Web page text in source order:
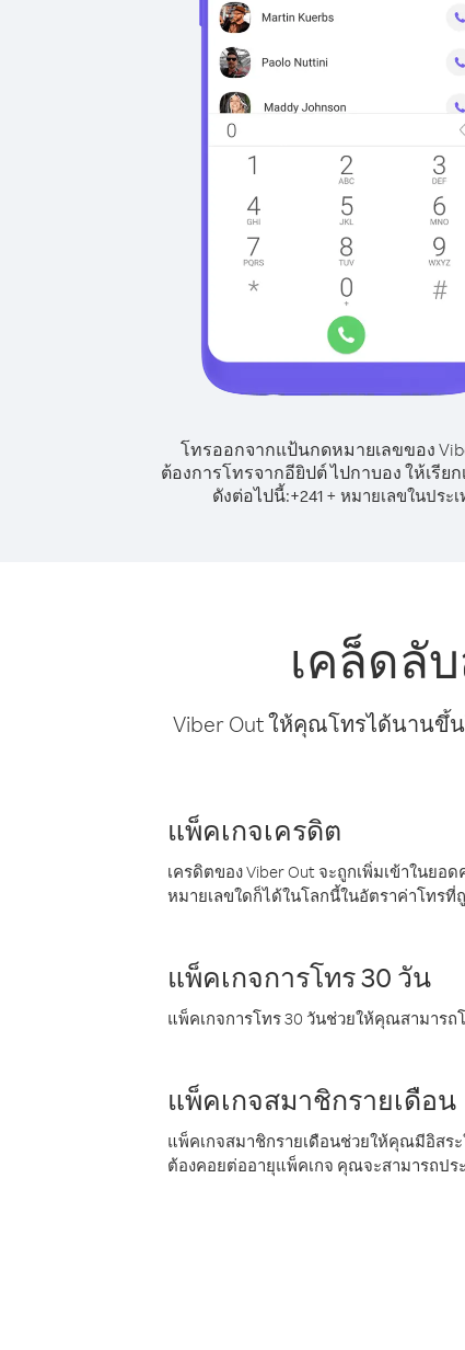
โทรออกจากแป้นกดหมายเลขของ
ต้องการโทรจากอียิปต์ ไปกาบอง ให้เรีย
ดังต่อไปนี้:+241 + หมายเลขในประ
เคล็ดลั
Viber Out ให้คุณโทรได้นานขึ้
แพ็คเกจเครดิต
เครดิตของ Viber Out จะถูกเพิ่มเข้าในย
หมายเลขใดก็ได้ในโลกนี้ในอัตราค่าโทรที่
แพ็คเกจการโทร 30 วัน
แพ็คเกจการโทร 30 วันช่วยให้คุณสามาร
แพ็คเกจสมาชิกรายเดือน
แพ็คเกจสมาชิกรายเดือนช่วยให้คุณมีอิสร
ต้องคอยต่ออายุแพ็คเกจ คุณจะสามารถป